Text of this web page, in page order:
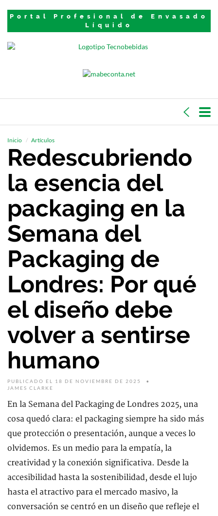
Portal Profesional de Envasado
Líquido
Inicio Artículos
Redescubriendo
la esencia del
packaging en la
Semana del
Packaging de
Londres: Por qué
el diseño debe
volver a sentirse
humano
PUBLICADO EL 18 DE NOVIEMBRE DE 2025
JAMES CLARKE
En la Semana del Packaging de Londres 2025, una
cosa quedó clara: el packaging siempre ha sido más
que protección o presentación, aunque a veces lo
olvidemos. Es un medio para la empatía, la
creatividad y la conexión significativa. Desde la
accesibilidad hasta la sostenibilidad, desde el lujo
hasta el atractivo para el mercado masivo, la
conversación se centró en un diseño que refleje el